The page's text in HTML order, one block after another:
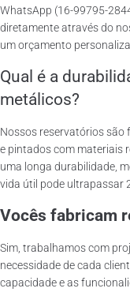
WhatsApp (16-99795-
diretamente através do
um orçamento
Qual é a
metálicos?
Nossos reservatórios são
e pintados com materiais
uma longa durabilidade,
vida útil pode ultrapassar
Vocês fabricam
Sim, trabalhamos com
necessidade de cada
capacidade e as